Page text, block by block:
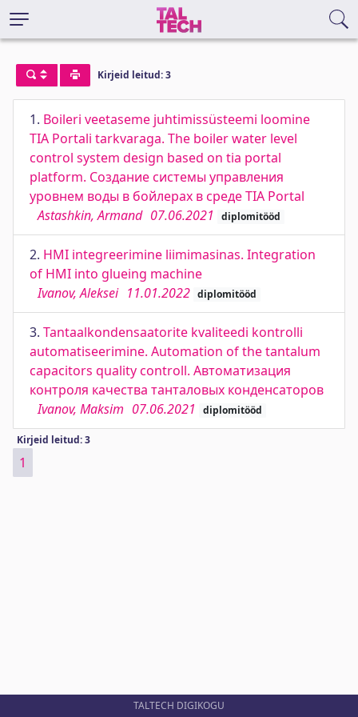
Kirjeid leitud: 3
1. Boileri veetaseme juhtimissüsteemi loomine
TIA Portali tarkvaraga. The boiler water level
control system design based on tia portal
platform. Создание системы управления
уровнем воды в бойлерах в среде TIA Portal
Astashkin, Armand 07.06.2021 diplomitööd
2. HMI integreerimine liimimasinas. Integration
of HMI into glueing machine
Ivanov, Aleksei 11.01.2022 diplomitööd
3. Tantaalkondensaatorite kvaliteedi kontrolli
automatiseerimine. Automation of the tantalum
capacitors quality controll. Автоматизация
контроля качества танталовых конденсаторов
Ivanov, Maksim 07.06.2021 diplomitööd
Kirjeid leitud: 3
1
TALTECH DIGIKOGU